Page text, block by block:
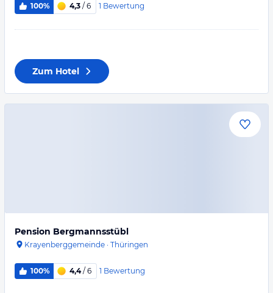
100% 4,3 / 6 1 Bewertung
Zum Hotel
Pension Bergmannsstübl
Krayenberggemeinde · Thüringen
100% 4,4/ 6 1 Bewertung